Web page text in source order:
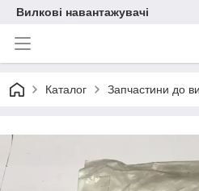
Вилкові навантажувачі
Каталог Запчастини до